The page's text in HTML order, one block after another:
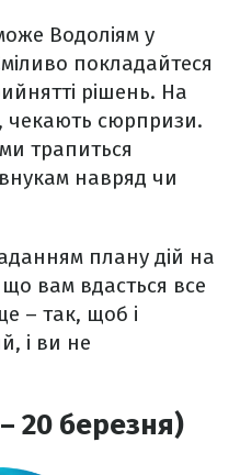
Водоліям у
покладайтеся
рішень. На
чекають сюрпризи.
трапиться
внукам навряд чи
плану дій на
що вам вдасться все
– так, щоб і
і ви не
20 березня)